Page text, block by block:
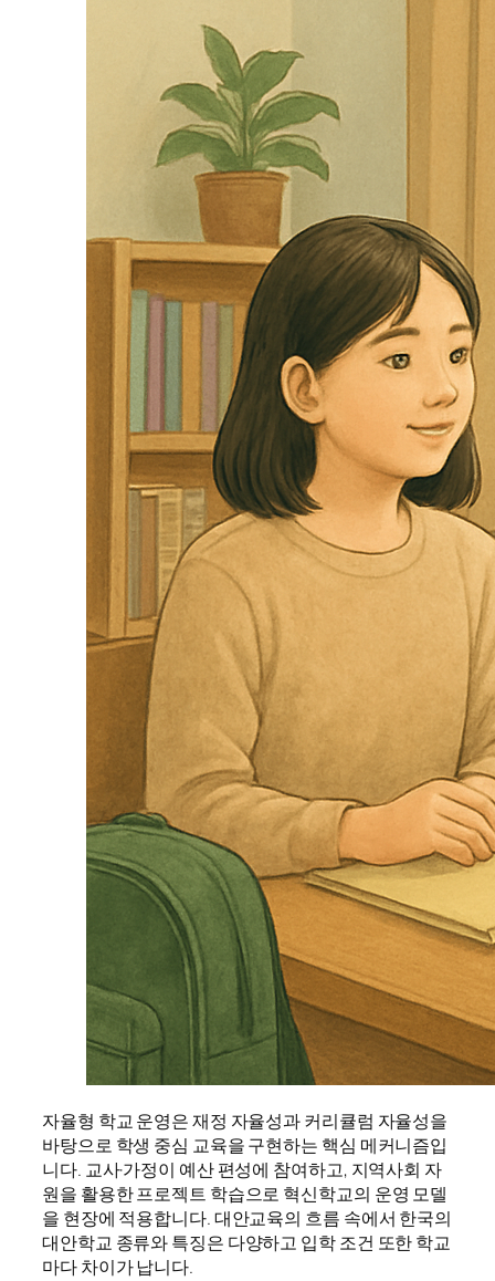
자율형 학교 운영은 재정 자율성과 커리큘럼 자율성을
바탕으로 학생 중심 교육을 구현하는 핵심 메커니즘입
니다. 교사·가정이 예산 편성에 참여하고, 지역사회 자
원을 활용한 프로젝트 학습으로 혁신학교의 운영 모델
을 현장에 적용합니다. 대안교육의 흐름 속에서 한국의
대안학교 종류와 특징은 다양하고 입학 조건 또한 학교
마다 차이가 납니다.